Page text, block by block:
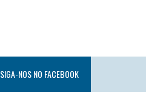
SIGA-NOS NO FACEBOOK